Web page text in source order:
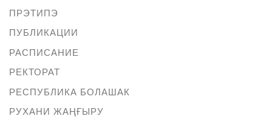
ПРЭТИПЭ
ПУБЛИКАЦИИ
РАСПИСАНИЕ
РЕКТОРАТ
РЕСПУБЛИКА БОЛАШАК
РУХАНИ ЖАҢҒЫРУ